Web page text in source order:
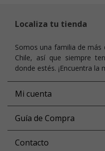
Localiza tu tienda
Somos una familia de
Chile, así que siempre
donde estés. ¡Encuentra la
Mi cuenta
Guía de Compra
Contacto